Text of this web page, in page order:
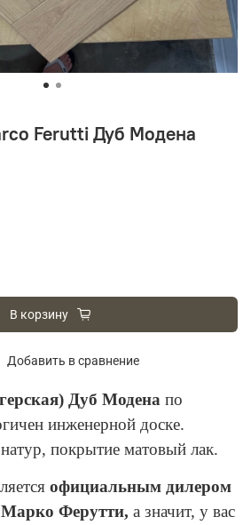
Ferutti Дуб Модена
Добавить в сравнение
В корзину
Дуб Модена по
инженерной доске.
покрытие матовый лак.
официальным дилером
Ферутти, а значит, у вас